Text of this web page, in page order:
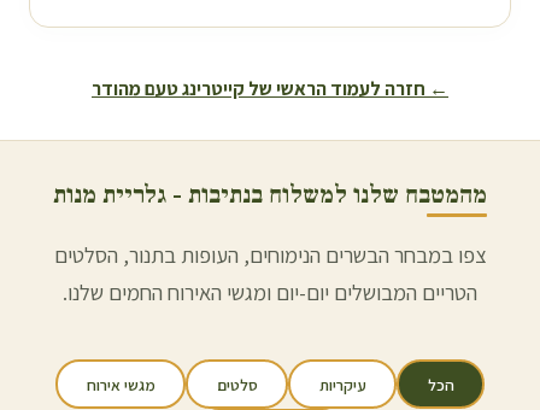
← חזרה לעמוד הראשי של קייטרינג טעם מהודר
מהמטבח שלנו למשלוח בנתיבות - גלריית מנות
צפו במבחר הבשרים הנימוחים, העופות בתנור, הסלטים
הטריים המבושלים יום-יום ומגשי האירוח החמים שלנו.
הכל עיקריות סלטים מגשי אירוח